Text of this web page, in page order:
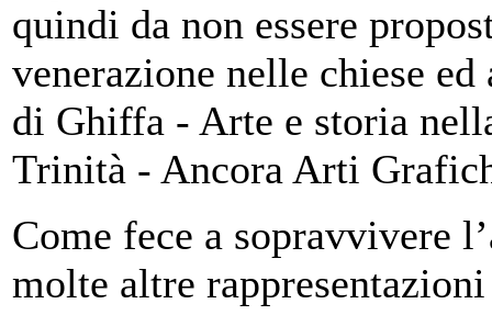
quindi da non essere
venerazione nelle chiese
di Ghiffa - Arte e storia
Trinità - Ancora Arti
Come fece a sopravvivere
molte altre